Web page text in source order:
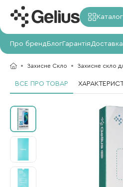
Каталог
Про брендБлогГарантія Доставка
Захисне Скло Захисне скло
ВСЕ ПРО ТОВАР